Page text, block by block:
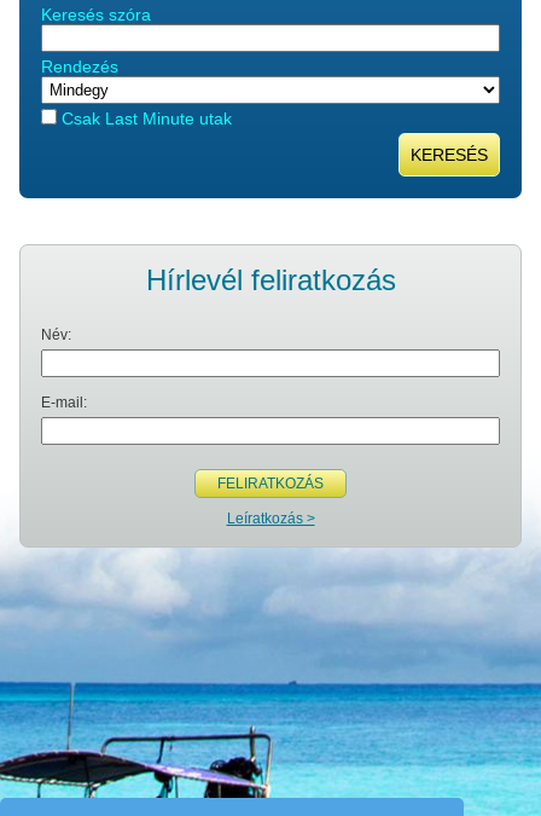
Keresés szóra
Rendezés
Csak Last Minute utak
KERESÉS
Hírlevél feliratkozás
Név:
E-mail:
FELIRATKOZÁS
Leíratkozás >